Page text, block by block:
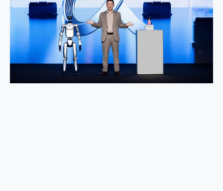
OPPO 哈蘇 300mm 專業增距鏡實測：Find X9 Ultra 光學長焦隨手拍，紀錄生活就是這麼簡單
Motorola edge 70 pro 及 moto g37 power上市，登錄在送飛利浦氣炸鍋
近八千元的 Soundcore Liberty 5 Pro Max，有螢幕的耳機會是智商稅嗎?
ASUS Pad 全面應援 Me Time，加碼愛奇藝黃金雙周卡體驗，專案價最低 NT$0 起